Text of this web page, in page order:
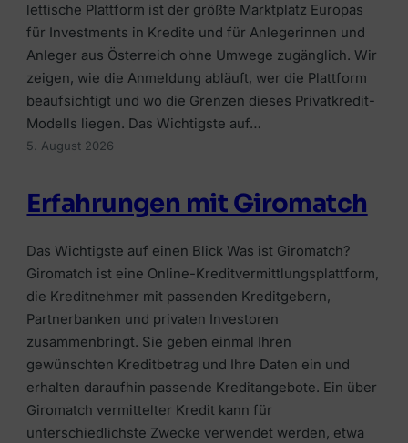
Immobilienfinanzierung
Bausparkredit
Eigenkapital
Wie viel Kredit?
Wohnbauförderung
🏠
Finanzierung vergleichen
Kostenlos Angebote von österreichischen
Anbietern einholen.
Jetzt vergleichen →
Zur Übersicht Finanzierung →
RATGEBER & WISSEN
Welche Versicherungen wichtig
Haushaltsversicherung
Lebensversicherungen
KFZ-Versicherung
Ferienhausversicherung
🛡️
Versicherung vergleichen
Die passende Versicherung in wenigen Klicks
finden.
Jetzt vergleichen →
RATGEBER & WISSEN
Investment-Überblick
Kryptowährungen kaufen
Depotvergleich
Robo-Advisor-Vergleich
📈
Plattformen vergleichen
Depot, Broker & Robo-Advisor clever
vergleichen.
Jetzt vergleichen →
Umschuldungskredit
Bausparkredit
Kredit trotz KSV-Eintrag
MEHR WISSEN
Tagesgeldkonten
Sparzinsen in Österreich
Anbieter-Erfahrungen
Alle Beiträge
📚
Alle Ratgeber
Beiträge rund um Finanzierung, Versicherung &
lettische Plattform ist der größte Marktplatz Europas
für Investments in Kredite und für Anlegerinnen und
Anleger aus Österreich ohne Umwege zugänglich. Wir
zeigen, wie die Anmeldung abläuft, wer die Plattform
beaufsichtigt und wo die Grenzen dieses Privatkredit-
Modells liegen. Das Wichtigste auf…
5. August 2026
Erfahrungen mit Giromatch
Das Wichtigste auf einen Blick Was ist Giromatch?
Giromatch ist eine Online-Kreditvermittlungsplattform,
die Kreditnehmer mit passenden Kreditgebern,
Partnerbanken und privaten Investoren
zusammenbringt. Sie geben einmal Ihren
gewünschten Kreditbetrag und Ihre Daten ein und
erhalten daraufhin passende Kreditangebote. Ein über
Giromatch vermittelter Kredit kann für
unterschiedlichste Zwecke verwendet werden, etwa